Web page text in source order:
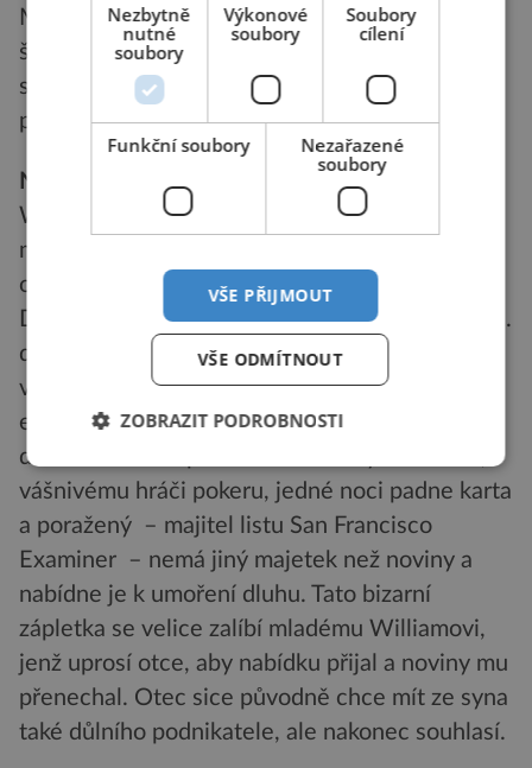
Madrid nesouhlasí a 23. dubna 1898 vypukne
španělsko-americká válka. Hearst může být
spokojen. Svého fotoreportéra přece s
předstihem prozíravě ponechává na místě.
Noviny za vítězství v kartách
William Randolph Hearst pochází z rodiny
milionáře George Hearsta, jenž zbohatne díky
objevům velkých surovinových nalezišť v Jižní
Dakotě a Montaně. William na svět přichází 29.
dubna 1863 v San Francisku. Dostává se mu
vysoce kvalitního vzdělání, včetně studia na
elitní Harvardově univerzitě. K novinám se
dostává vlastně přičiněním náhody. Jeho otci,
vášnivému hráči pokeru, jedné noci padne karta
a poražený – majitel listu San Francisco
Examiner – nemá jiný majetek než noviny a
nabídne je k umoření dluhu. Tato bizarní
zápletka se velice zalíbí mladému Williamovi,
jenž uprosí otce, aby nabídku přijal a noviny mu
přenechal. Otec sice původně chce mít ze syna
také důlního podnikatele, ale nakonec souhlasí.
Nezbytně
nutné
soubory
Výkonové
soubory
Soubory
cílení
Funkční soubory
Nezařazené
soubory
VŠE PŘIJMOUT
VŠE ODMÍTNOUT
ZOBRAZIT PODROBNOSTI